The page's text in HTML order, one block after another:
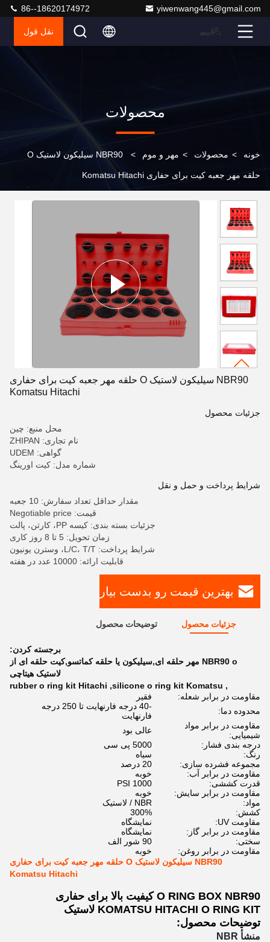
yiwenwang445@gmail.com
86--18620174972
نقل قول
محصولات
خونه > محصولات > مهر و موم > NBR90 سیلیکون لاستیک O
حلقه مهر جعبه کیت برای حفاری Komatsu Hitachi
NBR90 سیلیکون لاستیک O حلقه مهر جعبه کیت برای حفاری
Komatsu Hitachi
جزئیات محصول
محل منبع: چین
نام تجاری: ZHIPAN
گواهی: UDEM
شماره مدل: کیت اورینگ
شرایط پرداخت و حمل و نقل
مقدار حداقل تعداد سفارش: 10 جعبه
قیمت: Negotiable price
جزئیات بسته بندی: کیسه PP، کارتن، پالت
زمان تحویل: 5 تا 8 روز کاری
شرایط پرداخت: L/C، T/T، وسترن یونیون
قابلیت ارائه: 10000 عدد در هفته
بهترین قیمت رو بدست بیار
جزئیات محصول توضیحات محصول
برجسته کردن:
NBR90 o مهر حلقه ای,سیلیکون یا حلقه کماتسو,کیت حلقه ای از
لاستیک هیتاچی
,
silicone o ring kit Komatsu
,
rubber o ring kit Hitachi
مقاومت در برابر شعله:
فقیر
محدوده دما:
-40 درجه فارنهایت تا 250 درجه
فارنهایت
مقاومت در برابر مواد
شیمیایی:
عالی بود
درجه بندی فشار:
5000 پی سی
رنگ:
سیاه
مجموعه فشرده سازی:
20 درصد
مقاومت در برابر آب:
خوبه
قدرت کششی:
1000 PSI
مقاومت در برابر سایش:
خوبه
مواد:
NBR / لاستیک
کشش:
300%
مقاومت UV:
نمایشگاه
مقاومت در برابر گاز:
نمایشگاه
سختی:
90 شور الف
مقاومت در برابر روغن:
خوبه
NBR90 سیلیکون لاستیک O حلقه مهر جعبه کیت برای حفاری
Komatsu Hitachi
O RING BOX NBR90 کیفیت بالا برای حفاری
KOMATSU HITACHI O RING KIT لاستیک
توضیحات محصول:
منشأ NBR